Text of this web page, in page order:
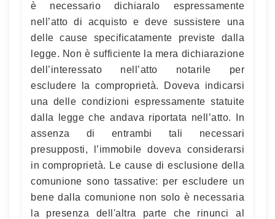
è necessario dichiaralo espressamente
nell’atto di acquisto e deve sussistere una
delle cause specificatamente previste dalla
legge. Non è sufficiente la mera dichiarazione
dell’interessato nell’atto notarile per
escludere la comproprietà. Doveva indicarsi
una delle condizioni espressamente statuite
dalla legge che andava riportata nell’atto. In
assenza di entrambi tali necessari
presupposti, l’immobile doveva considerarsi
in comproprietà. Le cause di esclusione della
comunione sono tassative: per escludere un
bene dalla comunione non solo è necessaria
la presenza dell'altra parte che rinunci al